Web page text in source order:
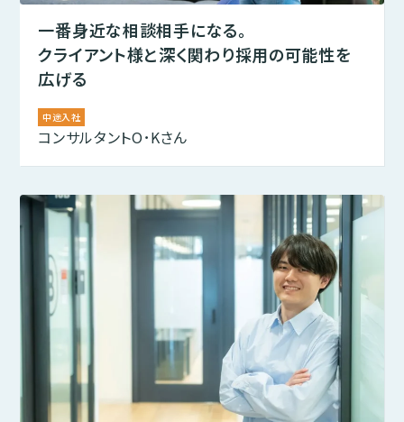
一番身近な相談相手になる。
クライアント様と深く関わり採用の可能性を
広げる
中途入社
コンサルタントO･Kさん